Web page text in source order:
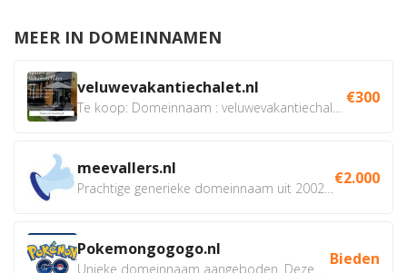
MEER IN DOMEINNAMEN
veluwevakantiechalet.nl €300
meevallers.nl €2.000
Pokemongogogo.nl Bieden